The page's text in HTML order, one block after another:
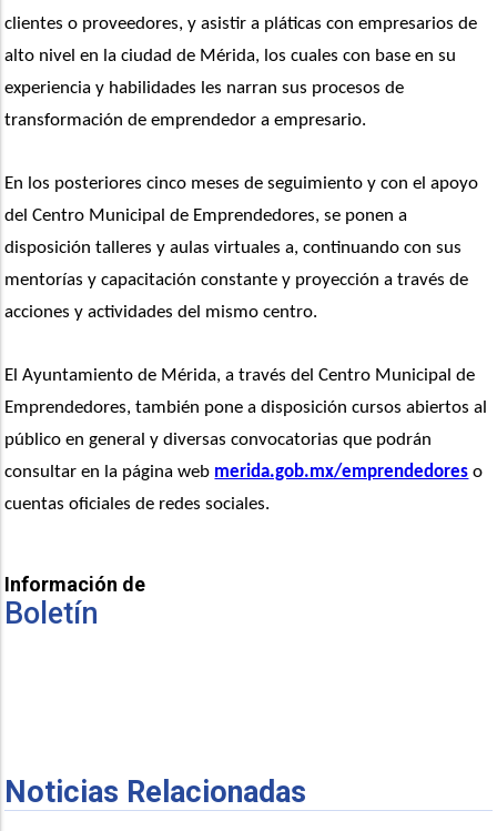
clientes o proveedores, y asistir a pláticas con empresarios de
alto nivel en la ciudad de Mérida, los cuales con base en su
experiencia y habilidades les narran sus procesos de
transformación de emprendedor a empresario.
En los posteriores cinco meses de seguimiento y con el apoyo
del Centro Municipal de Emprendedores, se ponen a
disposición talleres y aulas virtuales a, continuando con sus
mentorías y capacitación constante y proyección a través de
acciones y actividades del mismo centro.
El Ayuntamiento de Mérida, a través del Centro Municipal de
Emprendedores, también pone a disposición cursos abiertos al
público en general y diversas convocatorias que podrán
consultar en la página web merida.gob.mx/emprendedores o
cuentas oficiales de redes sociales.
Información de
Boletín
Noticias Relacionadas